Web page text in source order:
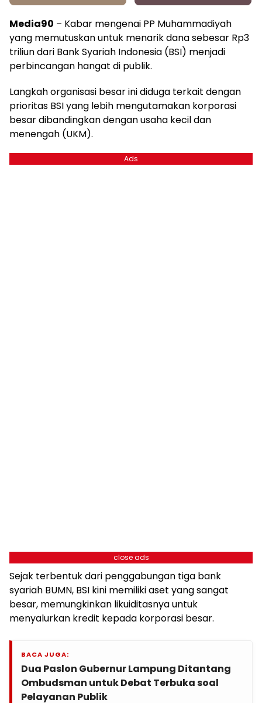
Media90 – Kabar mengenai PP Muhammadiyah
yang memutuskan untuk menarik dana sebesar Rp3
triliun dari Bank Syariah Indonesia (BSI) menjadi
perbincangan hangat di publik.
Langkah organisasi besar ini diduga terkait dengan
prioritas BSI yang lebih mengutamakan korporasi
besar dibandingkan dengan usaha kecil dan
menengah (UKM).
Ads
close ads
Sejak terbentuk dari penggabungan tiga bank
syariah BUMN, BSI kini memiliki aset yang sangat
besar, memungkinkan likuiditasnya untuk
menyalurkan kredit kepada korporasi besar.
BACA JUGA:
Dua Paslon Gubernur Lampung Ditantang
Ombudsman untuk Debat Terbuka soal
Pelayanan Publik